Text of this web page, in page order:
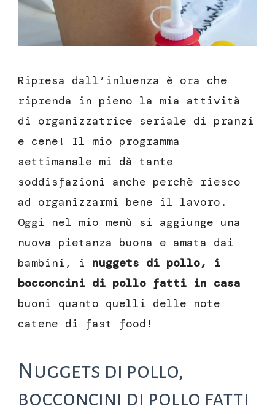
Ripresa dall’inluenza è ora che
riprenda in pieno la mia attività
di organizzatrice seriale di pranzi
e cene! Il mio programma
settimanale mi dà tante
soddisfazioni anche perchè riesco
ad organizzarmi bene il lavoro.
Oggi nel mio menù si aggiunge una
nuova pietanza buona e amata dai
bambini, i nuggets di pollo, i
bocconcini di pollo fatti in casa
buoni quanto quelli delle note
catene di fast food!
Nuggets di pollo,
bocconcini di pollo fatti